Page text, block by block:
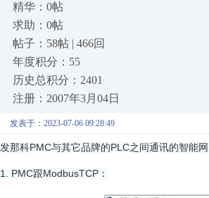
精华：0帖
求助：0帖
帖子：58帖 | 466回
年度积分：55
历史总积分：2401
注册：2007年3月04日
发表于：2023-07-06 09:28:49
发那科PMC与其它品牌的PLC之间通讯的智能
1. PMC跟ModbusTCP：